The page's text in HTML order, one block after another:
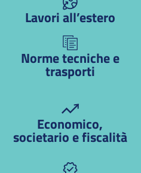
Lavori all’estero
Norme tecniche e
trasporti
Economico,
societario e fiscalità